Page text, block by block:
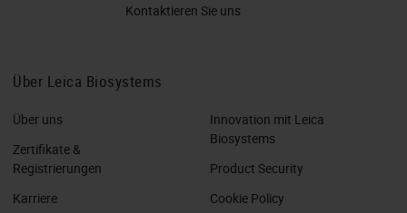
Kontaktieren Sie uns
Über Leica Biosystems
Über uns
Zertifikate &
Registrierungen
Karriere
Innovation mit Leica
Biosystems
Product Security
Cookie Policy